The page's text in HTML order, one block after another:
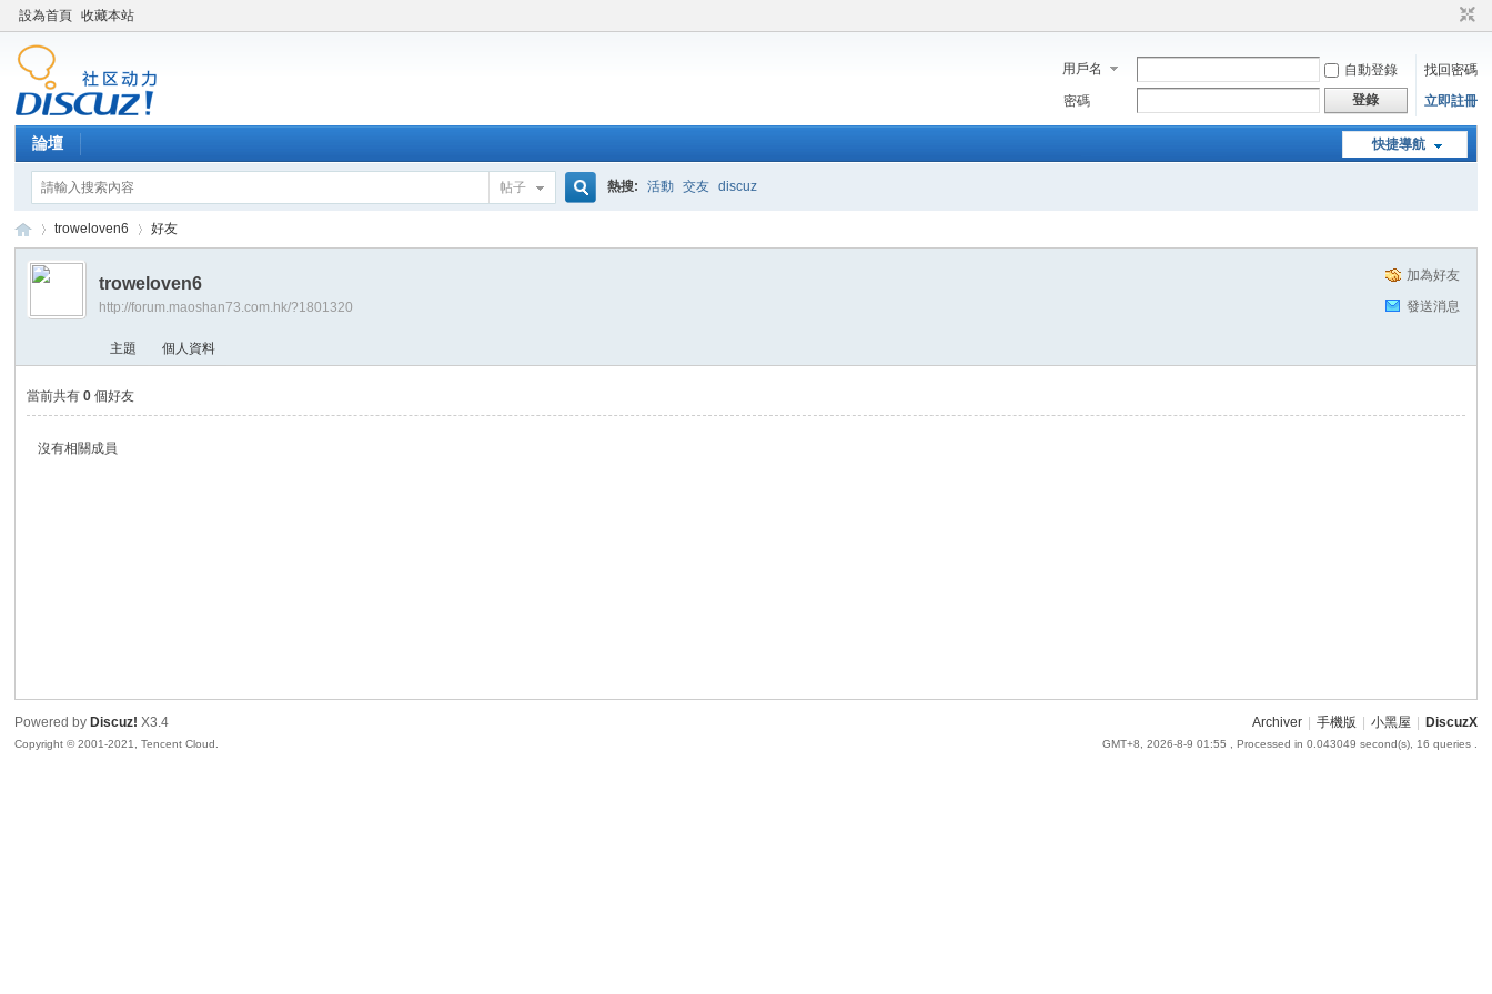
設為首頁 收藏本站
用戶名 自動登錄
找回密碼
密碼
登錄 立即註冊
快捷導航
論壇
帖子 熱搜: 活動 交友 discuz
›
troweloven6 好友
加為好友
發送消息
troweloven6
http://forum.maoshan73.com.hk/?1801320
主題 個人資料
當前共有0 個好友
沒有相關成員
Archiver 手機版 小黑屋 DiscuzX
GMT+8, 2026-8-9 01:55 , Processed in 0.043049 second(s), 16 queries .
Powered by Discuz! X3.4
Copyright © 2001-2021, Tencent Cloud.